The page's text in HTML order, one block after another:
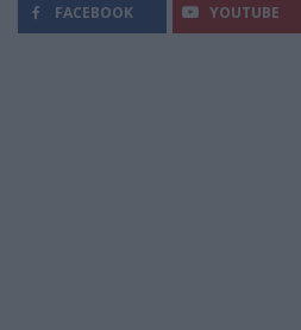
FACEBOOK YOUTUBE